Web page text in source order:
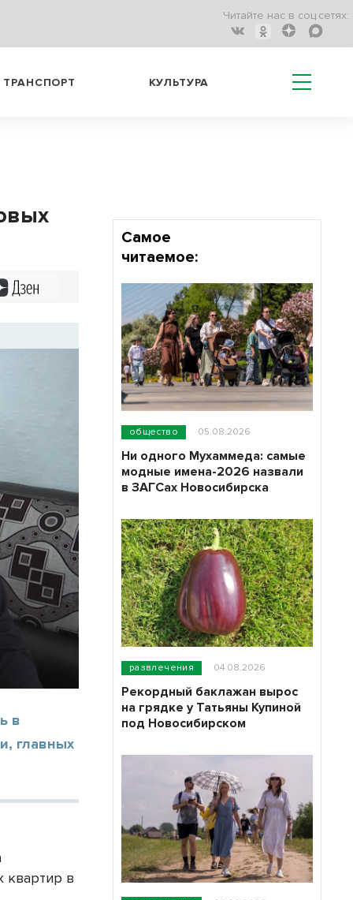
Читайте нас в соц.сетях:
ТРАНСПОРТ КУЛЬТУРА
в
главных
квартир в
Самое
читаемое:
общество 05.08.2026
Ни одного Мухаммеда: самые
модные имена-2026 назвали
в ЗАГСах Новосибирска
развлечения 04.08.2026
Рекордный баклажан вырос
на грядке у Татьяны Купиной
под Новосибирском